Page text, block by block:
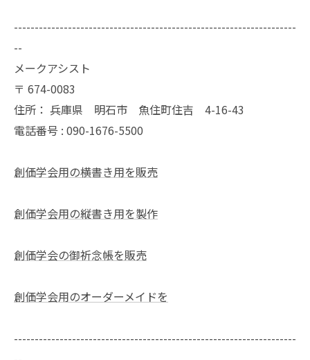
--------------------------------------------------------------------
--
メークアシスト
〒 674-0083
住所： 兵庫県 明石市 魚住町住吉 4-16-43
電話番号 : 090-1676-5500
創価学会用の横書き用を販売
創価学会用の縦書き用を製作
創価学会の御祈念帳を販売
創価学会用のオーダーメイドを
--------------------------------------------------------------------